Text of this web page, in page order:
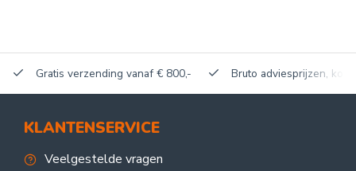
Gratis verzending vanaf € 800,- Bruto adviesprijzen,
KLANTENSERVICE
Veelgestelde vragen